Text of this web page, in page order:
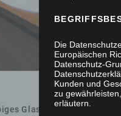
Glas im
Die
Europäischen
Datenschutz-
Kunden und
zu
erläutern.